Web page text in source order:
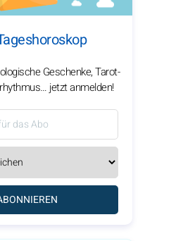
Geschenke, Tarot-
jetzt anmelden!